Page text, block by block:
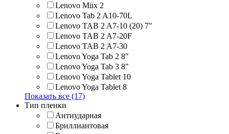
Lenovo Miix 2
Lenovo Tab 2 A10-70L
Lenovo TAB 2 A7-10 (20) 7"
Lenovo TAB 2 A7-20F
Lenovo TAB 2 A7-30
Lenovo Yoga Tab 2 8"
Lenovo Yoga Tab 3 8"
Lenovo Yoga Tablet 10
Lenovo Yoga Tablet 8
Показать все (17)
Тип пленки
Антиударная
Бриллиантовая